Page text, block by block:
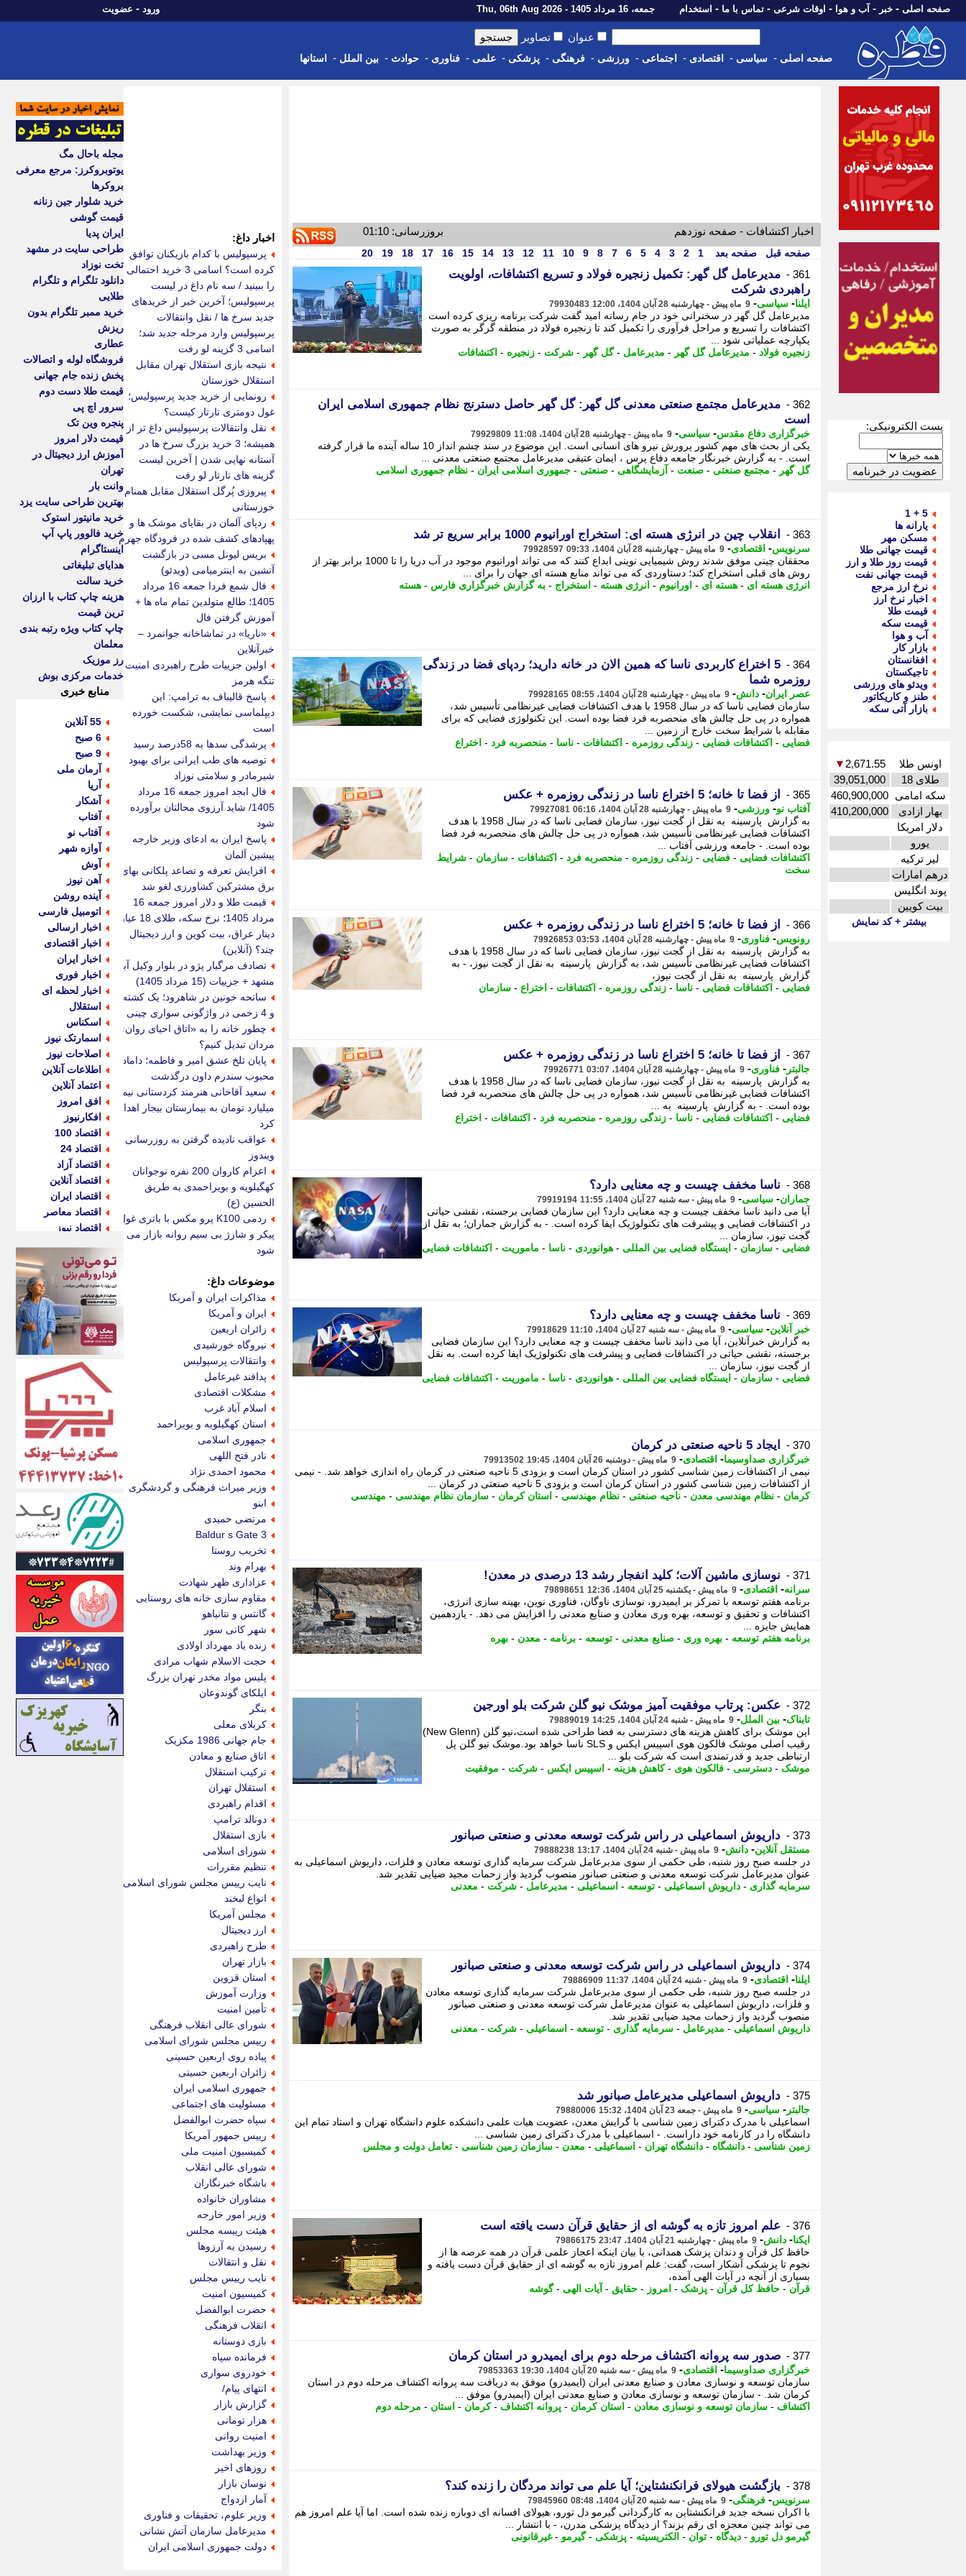
صفحه اصلی - خبر - آب و هوا - اوقات شرعی - تماس با ما - استخدام جمعه، 16 مرداد 1405 - Thu, 06th Aug 2026 ورود - عضویت
عنوان تصاویر
صفحه اصلی - سیاسی - اقتصادی - اجتماعی - ورزشی - فرهنگی - پزشکی - علمی - فناوری - حوادث - بین الملل - استانها
پست الکترونیکی:
5 + 1
یارانه ها
مسکن مهر
قیمت جهانی طلا
قیمت روز طلا و ارز
قیمت جهانی نفت
نرخ ارز مرجع
اخبار نرخ ارز
قیمت طلا
قیمت سکه
آب و هوا
بازار کار
افغانستان
تاجیکستان
ویدئو های ورزشی
طنز و کاریکاتور
بازار آتی سکه
اونس طلا 2,671.55
▼
طلای 18
39,051,000
سکه امامی 460,900,000
بهار ازادی
410,200,000
دلار امریکا
یورو
لیر ترکیه
درهم امارات
پوند انگلیس
بیت کویین
بیشتر + کد نمایش
اخبار اکتشافات - صفحه نوزدهم بروزرسانی: 01:10
صفحه قبل صفحه بعد 1
2
3
4
5
6
7
8
9
10
11
12
13
14
15
16
17
18
19
20
361 -
مدیرعامل گل گهر: تکمیل زنجیره فولاد و تسریع اکتشافات، اولویت
راهبردی شرکت
ایلنا- سیاسی- 9 ماه پیش - چهارشنبه 28 آبان 1404، 12:00 79930483
مدیرعامل گل گهر در سخنرانی خود در جام رسانه امید گفت شرکت برنامه ریزی کرده است
اکتشافات را تسریع و مراحل فرآوری را تکمیل کند تا زنجیره فولاد در منطقه گرگر به صورت
یکپارچه عملیاتی شود ...
زنجیره فولاد - مدیرعامل گل گهر - مدیرعامل -گل گهر - شرکت - زنجیره - اکتشافات
362 -
مدیرعامل مجتمع صنعتی معدنی گل گهر: گل گهر حاصل دسترنج نظام جمهوری اسلامی ایران
است
خبرگزاری دفاع مقدس- سیاسی- 9 ماه پیش - چهارشنبه 28 آبان 1404، 11:08 79929809
یکی از بحث های مهم کشور پرورش نیرو های انسانی است. این موضوع در سند چشم انداز 10 ساله آینده ما قرار گرفته
است. - به گزارش خبرنگار جامعه دفاع پرس ، ایمان عتیقی مدیرعامل مجتمع صنعتی معدنی ...
گل گهر - مجتمع صنعتی - صنعت - آزمایشگاهی - صنعتی - جمهوری اسلامی ایران - نظام جمهوری اسلامی
363 - انقلاب چین در انرژی هسته ای: استخراج اورانیوم 1000 برابر سریع تر شد
سرنویس- اقتصادی- 9 ماه پیش - چهارشنبه 28 آبان 1404، 09:33 79928597
محققان چینی موفق شدند روش شیمیایی نوینی ابداع کنند که می تواند اورانیوم موجود در آب دریا را تا 1000 برابر بهتر از
روش های قبلی استخراج کند؛ دستاوردی که می تواند منابع هسته ای جهان را برای ...
انرژی هسته ای - هسته ای - اورانیوم - انرژی هسته - استخراج - به گزارش خبرگزاری فارس - هسته
364 -
5 اختراع کاربردی ناسا که همین الان در خانه دارید؛ ردپای فضا در زندگی
روزمره شما
عصر ایران- دانش- 9 ماه پیش - چهارشنبه 28 آبان 1404، 08:55 79928165
سازمان فضایی ناسا که در سال 1958 با هدف اکتشافات فضایی غیرنظامی تأسیس شد،
همواره در پی حل چالش های منحصربه فرد فضا بوده است. این تکنولوژی فضایی که برای
مقابله با شرایط سخت خارج از زمین ...
فضایی - اکتشافات فضایی - زندگی روزمره - اکتشافات - ناسا - منحصربه فرد - اختراع
365 - از فضا تا خانه؛ 5 اختراع ناسا در زندگی روزمره + عکس
آفتاب نو- ورزشی- 9 ماه پیش - چهارشنبه 28 آبان 1404، 06:16 79927081
به گزارش پارسینه به نقل از گجت نیوز، سازمان فضایی ناسا که در سال 1958 با هدف
اکتشافات فضایی غیرنظامی تأسیس شد، همواره در پی حل چالش های منحصربه فرد فضا
بوده است. - جامعه ورزشی آفتاب ...
اکتشافات فضایی - فضایی - زندگی روزمره - منحصربه فرد - اکتشافات - سازمان - شرایط
سخت
366 - از فضا تا خانه؛ 5 اختراع ناسا در زندگی روزمره + عکس
رونویس- فناوری- 9 ماه پیش - چهارشنبه 28 آبان 1404، 03:53 79926853
به گزارش پارسینه به نقل از گجت نیوز، سازمان فضایی ناسا که در سال 1958 با هدف
اکتشافات فضایی غیرنظامی تأسیس شد، به گزارش پارسینه به نقل از گجت نیوز، - به
گزارش پارسینه به نقل از گجت نیوز،
فضایی - اکتشافات فضایی - ناسا - زندگی روزمره - اکتشافات - اختراع - سازمان
367 - از فضا تا خانه؛ 5 اختراع ناسا در زندگی روزمره + عکس
جالبتر - فناوری- 9 ماه پیش - چهارشنبه 28 آبان 1404، 03:07 79926771
به گزارش پارسینه به نقل از گجت نیوز، سازمان فضایی ناسا که در سال 1958 با هدف
اکتشافات فضایی غیرنظامی تأسیس شد، همواره در پی حل چالش های منحصربه فرد فضا
بوده است. - به گزارش پارسینه به ...
فضایی - اکتشافات فضایی - ناسا - زندگی روزمره - منحصربه فرد - اکتشافات - اختراع
368 - ناسا مخفف چیست و چه معنایی دارد؟
جماران- سیاسی- 9 ماه پیش - سه شنبه 27 آبان 1404، 11:55 79919194
آیا می دانید ناسا مخفف چیست و چه معنایی دارد؟ این سازمان فضایی برجسته، نقشی حیاتی
در اکتشافات فضایی و پیشرفت های تکنولوژیک ایفا کرده است. - به گزارش جماران؛ به نقل از
گجت نیوز، سازمان ...
فضایی - سازمان - ایستگاه فضایی بین المللی - هوانوردی - ناسا - ماموریت - اکتشافات فضایی
369 - ناسا مخفف چیست و چه معنایی دارد؟
خبر آنلاین- سیاسی- 9 ماه پیش - سه شنبه 27 آبان 1404، 11:10 79918629
به گزارش خبرآنلاین، آیا می دانید ناسا مخفف چیست و چه معنایی دارد؟ این سازمان فضایی
برجسته، نقشی حیاتی در اکتشافات فضایی و پیشرفت های تکنولوژیک ایفا کرده است. به نقل
از گجت نیوز، سازمان ...
فضایی - سازمان - ایستگاه فضایی بین المللی - هوانوردی - ناسا - ماموریت - اکتشافات فضایی
370 - ایجاد 5 ناحیه صنعتی در کرمان
خبرگزاری صداوسیما- اقتصادی- 9 ماه پیش - دوشنبه 26 آبان 1404، 19:45 79913502
نیمی از اکتشافات زمین شناسی کشور در استان کرمان است و بزودی 5 ناحیه صنعتی در کرمان راه اندازی خواهد شد. - نیمی
از اکتشافات زمین شناسی کشور در استان کرمان است و بزودی 5 ناحیه صنعتی در کرمان ...
کرمان - نظام مهندسی معدن - ناحیه صنعتی - نظام مهندسی - استان کرمان - سازمان نظام مهندسی - مهندسی
371 - نوسازی ماشین آلات؛ کلید انفجار رشد 13 درصدی در معدن!
سرانه- اقتصادی- 9 ماه پیش - یکشنبه 25 آبان 1404، 12:36 79898651
برنامه هفتم توسعه با تمرکز بر ایمیدرو، نوسازی ناوگان، فناوری نوین، بهینه سازی انرژی،
اکتشافات و تحقیق و توسعه، بهره وری معادن و صنایع معدنی را افزایش می دهد. - یازدهمین
همایش جایزه ...
برنامه هفتم توسعه - بهره وری - صنایع معدنی - توسعه - برنامه - معدن - بهره
372 - عکس: پرتاب موفقیت آمیز موشک نیو گلن شرکت بلو اورجین
تابناک- بین الملل- 9 ماه پیش - شنبه 24 آبان 1404، 14:25 79889019
این موشک برای کاهش هزینه های دسترسی به فضا طراحی شده است،نیو گلن (New Glenn)
رقیب اصلی موشک فالکون هوی اسپیس ایکس و SLS ناسا خواهد بود.موشک نیو گلن پل
ارتباطی جدید و قدرتمندی است که شرکت بلو ...
موشک - دسترسی - فالکون هوی -کاهش هزینه - اسپیس ایکس - شرکت - موفقیت
373 - داریوش اسماعیلی در راس شرکت توسعه معدنی و صنعتی صبانور
مستقل آنلاین- دانش- 9 ماه پیش - شنبه 24 آبان 1404، 13:17 79888238
در جلسه صبح روز شنبه، طی حکمی از سوی مدیرعامل شرکت سرمایه گذاری توسعه معادن و فلزات، داریوش اسماعیلی به
عنوان مدیرعامل شرکت توسعه معدنی و صنعتی صبانور منصوب گردید واز زحمات مجید ضیایی تقدیر شد.
سرمایه گذاری - داریوش اسماعیلی - توسعه - اسماعیلی - مدیرعامل - شرکت - معدنی
374 - داریوش اسماعیلی در راس شرکت توسعه معدنی و صنعتی صبانور
ایلنا- اقتصادی- 9 ماه پیش - شنبه 24 آبان 1404، 11:37 79886909
در جلسه صبح روز شنبه، طی حکمی از سوی مدیرعامل شرکت سرمایه گذاری توسعه معادن
و فلزات، داریوش اسماعیلی به عنوان مدیرعامل شرکت توسعه معدنی و صنعتی صبانور
منصوب گردید واز زحمات مجید ضیایی تقدیر شد.
داریوش اسماعیلی - مدیرعامل - سرمایه گذاری - توسعه - اسماعیلی - شرکت - معدنی
375 - داریوش اسماعیلی مدیرعامل صبانور شد
جالبتر - سیاسی- 9 ماه پیش - جمعه 23 آبان 1404، 15:32 79880006
اسماعیلی با مدرک دکترای زمین شناسی با گرایش معدن، عضویت هیات علمی دانشکده علوم دانشگاه تهران و استاد تمام این
دانشگاه را در کارنامه خود داراست. - اسماعیلی با مدرک دکترای زمین شناسی ...
زمین شناسی - دانشگاه - دانشگاه تهران - اسماعیلی - معدن - سازمان زمین شناسی - تعامل دولت و مجلس
376 - علم امروز تازه به گوشه ای از حقایق قرآن دست یافته است
ایکنا- دانش- 9 ماه پیش - چهارشنبه 21 آبان 1404، 23:47 79866175
حافظ کل قرآن و دندان پزشک همدانی، با بیان اینکه اعجاز علمی قرآن در همه عرصه ها از
نجوم تا پزشکی آشکار است، گفت: علم امروز تازه به گوشه ای از حقایق قرآن دست یافته و
بسیاری از آنچه در آیات الهی آمده،
قرآن - حافظ کل قرآن - پزشک - امروز - حقایق - آیات الهی -گوشه
377 - صدور سه پروانه اکتشاف مرحله دوم برای ایمیدرو در استان کرمان
خبرگزاری صداوسیما- اقتصادی- 9 ماه پیش - سه شنبه 20 آبان 1404، 19:30 79853363
سازمان توسعه و نوسازی معادن و صنایع معدنی ایران (ایمیدرو) موفق به دریافت سه پروانه اکتشاف مرحله دوم در استان
کرمان شد. - سازمان توسعه و نوسازی معادن و صنایع معدنی ایران (ایمیدرو) موفق ...
اکتشاف - سازمان توسعه و نوسازی معادن - استان کرمان - پروانه اکتشاف -کرمان - استان - مرحله دوم
378 - بازگشت هیولای فرانکنشتاین؛ آیا علم می تواند مردگان را زنده کند؟
سرنویس- فرهنگی- 9 ماه پیش - سه شنبه 20 آبان 1404، 08:48 79845960
با اکران نسخه جدید فرانکنشتاین به کارگردانی گیرمو دل تورو، هیولای افسانه ای دوباره زنده شده است. اما آیا علم امروز هم
می تواند چنین معجزه ای رقم بزند؟ از دیدگاه پزشکی مدرن، - با انتشار ...
گیرمو دل تورو - دیدگاه - توان - الکتریسیته - پزشکی -گیرمو -غیرقانونی
اخبار داغ:
پرسپولیس با کدام بازیکنان توافق
کرده است؟ اسامی 3 خرید احتمالی
را ببینید / سه نام داغ در لیست
پرسپولیس؛ آخرین خبر از خریدهای
جدید سرخ ها / نقل وانتقالات
پرسپولیس وارد مرحله جدید شد؛
اسامی 3 گزینه لو رفت
نتیجه بازی استقلال تهران مقابل
استقلال خوزستان
رونمایی از خرید جدید پرسپولیس؛
غول دومتری تارتار کیست؟
نقل وانتقالات پرسپولیس داغ تر از
همیشه؛ 3 خرید بزرگ سرخ ها در
آستانه نهایی شدن | آخرین لیست
گزینه های تارتار لو رفت
پیروزی پُرگل استقلال مقابل همنام
خوزستانی
ردپای آلمان در بقایای موشک ها و
پهپادهای کشف شده در فرودگاه جهرم
بریس لیونل مسی در بازگشت
آتشین به اینترمیامی (ویدئو)
فال شمع فردا جمعه 16 مرداد
1405؛ طالع متولدین تمام ماه ها +
آموزش گرفتن فال
«ناریا» در تماشاخانه جوانمرد –
خبرآنلاین
اولین جزییات طرح راهبردی امنیت
تنگه هرمز
پاسخ قالیباف به ترامپ: این
دیپلماسی نمایشی، شکست خورده
است
پرشدگی سدها به 58درصد رسید
توصیه های طب ایرانی برای بهبود
شیرمادر و سلامتی نوزاد
فال ابجد امروز جمعه 16 مرداد
1405/ شاید آرزوی محالتان برآورده
شود
پاسخ ایران به ادعای وزیر خارجه
پیشین آلمان
افزایش تعرفه و تصاعد پلکانی بهای
برق مشترکین کشاورزی لغو شد
قیمت طلا و دلار امروز جمعه 16
مرداد 1405؛ نرخ سکه، طلای 18 عیار،
دینار عراق، بیت کوین و ارز دیجیتال
چند؟ (آنلاین)
تصادف مرگبار پژو در بلوار وکیل آباد
مشهد + جزییات (15 مرداد 1405)
سانحه خونین در شاهرود؛ یک کشته
و 4 زخمی در واژگونی سواری چینی
چطور خانه را به «اتاق احیای روان»
مردان تبدیل کنیم؟
پایان تلخ عشق امیر و فاطمه؛ داماد
محبوب سندرم داون درگذشت
سعید آقاخانی هنرمند کردستانی نیم
میلیارد تومان به بیمارستان بیجار اهدا
کرد
عواقب نادیده گرفتن به روزرسانی
ویندوز
اعزام کاروان 200 نفره نوجوانان
کهگیلویه و بویراحمدی به طریق
الحسین (ع)
ردمی K100 پرو مکس با باتری غول
پیکر و شارژ بی سیم روانه بازار می
شود
موضوعات داغ:
مذاکرات ایران و آمریکا
ایران و آمریکا
زائران اربعین
نیروگاه خورشیدی
وانتقالات پرسپولیس
پدافند غیرعامل
مشکلات اقتصادی
اسلام آباد غرب
استان کهگیلویه و بویراحمد
جمهوری اسلامی
نادر فتح اللهی
محمود احمدی نژاد
وزیر میراث فرهنگی و گردشگری
ابنو
مرتضی حمیدی
Baldur s Gate 3
تخریب روستا
بهرام وند
عزاداری ظهر شهادت
مقاوم سازی خانه های روستایی
گانتس و نتانیاهو
شهر کانی سور
زنده یاد مهرداد اولادی
حجت الاسلام شهاب مرادی
پلیس مواد مخدر تهران بزرگ
ایلکای گوندوعان
بنگر
کربلای معلی
جام جهانی 1986 مکزیک
اتاق صنایع و معادن
ترکیب استقلال
استقلال تهران
اقدام راهبردی
دونالد ترامپ
بازی استقلال
شورای اسلامی
تنظیم مقررات
نایب رییس مجلس شورای اسلامی
انواع لبخند
مجلس آمریکا
ارز دیجیتال
طرح راهبردی
بازار تهران
استان قزوین
وزارت آموزش
تأمین امنیت
شورای عالی انقلاب فرهنگی
رییس مجلس شورای اسلامی
پیاده روی اربعین حسینی
زائران اربعین حسینی
جمهوری اسلامی ایران
مسئولیت های اجتماعی
سپاه حضرت ابوالفضل
رییس جمهور آمریکا
کمیسیون امنیت ملی
شورای عالی انقلاب
باشگاه خبرنگاران
مشاوران خانواده
وزیر امور خارجه
هیئت رییسه مجلس
رسیدن به آرزوها
نقل و انتقالات
نایب رییس مجلس
کمیسیون امنیت
حضرت ابوالفضل
انقلاب فرهنگی
بازی دوستانه
فرمانده سپاه
خودروی سواری
انتهای پیام/
گزارش بازار
هزار تومانی
امنیت روانی
وزیر بهداشت
روزهای اخیر
نوسان بازار
آمار ازدواج
وزیر علوم، تحقیقات و فناوری
مدیرعامل سازمان آتش نشانی
دولت جمهوری اسلامی ایران
مجله باحال مگ
یوتوبروکرز: مرجع معرفی
بروکرها
خرید شلوار جین زنانه
قیمت گوشی
ایران پدیا
طراحی سایت در مشهد
تخت نوزاد
دانلود تلگرام و تلگرام
طلایی
خرید ممبر تلگرام بدون
ریزش
عطاری
فروشگاه لوله و اتصالات
پخش زنده جام جهانی
قیمت طلا دست دوم
سرور اچ پی
پنجره وین تک
قیمت دلار امروز
آموزش ارز دیجیتال در
تهران
وانت بار
بهترین طراحی سایت یزد
خرید مانیتور استوک
خرید فالوور پاپ آپ
اینستاگرام
هدایای تبلیغاتی
خرید سالت
هزینه چاپ کتاب با ارزان
ترین قیمت
چاپ کتاب ویژه رتبه بندی
معلمان
رز موزیک
خدمات مرکزی بوش
منابع خبری
55 آنلاین
6 صبح
9 صبح
آرمان ملی
آریا
آشکار
آفتاب
آفتاب نو
آوازه شهر
آوش
آهن نیوز
آینده روشن
اتومبیل فارسی
اخبار ارسالی
اخبار اقتصادی
اخبار ایران
اخبار فوری
اخبار لحظه ای
استقلال
اسکناس
اسمارتک نیوز
اصلاحات نیوز
اطلاعات آنلاین
اعتماد آنلاین
افق امروز
افکارنیوز
اقتصاد 100
اقتصاد 24
اقتصاد آزاد
اقتصاد آنلاین
اقتصاد ایران
اقتصاد معاصر
اقتصاد نیوز
اکوفارس
اکونگار
اکونیوز
الف
انتشار آنلاین
اندیشه قرن
اندیشه معاصر
اندیشه ها
انرژی پرس
ای استخدام
ایتنا
ایراف
ایران آرت
ایران آنلاین
ایران زندگی
ایران فوری
ایرانی روز
ایرانیتال
ایرنا
ایسکانیوز
ایسنا
ایکنا
ایلنا
اینتیتر
ایونا نیوز
بازتاب آنلاین
باشگاه خبرنگاران
باغستان نیوز
بامبوک
ببین و بخون
بدینسان
بنکر